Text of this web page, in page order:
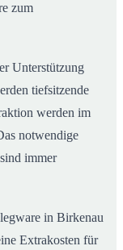
zum
Unterstützung
tiefsitzende
werden im
notwendige
immer
in Birkenau
Extrakosten für